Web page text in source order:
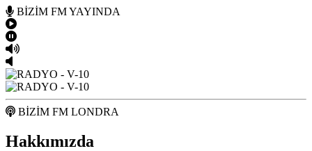
BİZİM FM YAYINDA
BİZİM FM LONDRA
Hakkımızda